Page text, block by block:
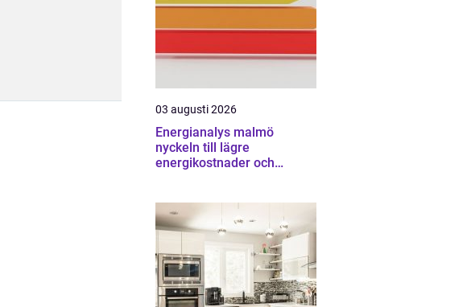
03 augusti 2026
Energianalys malmö
nyckeln till lägre
energikostnader och